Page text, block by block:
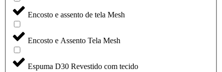
Encosto e assento de tela Mesh
Encosto e Assento Tela Mesh
Espuma D30 Revestido com tecido